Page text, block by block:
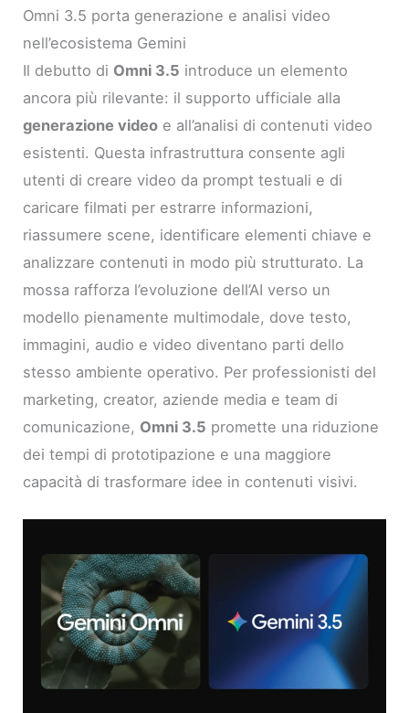
Omni 3.5 porta generazione e analisi video
nell’ecosistema Gemini
Il debutto di Omni 3.5 introduce un elemento
ancora più rilevante: il supporto ufficiale alla
generazione video e all’analisi di contenuti video
esistenti. Questa infrastruttura consente agli
utenti di creare video da prompt testuali e di
caricare filmati per estrarre informazioni,
riassumere scene, identificare elementi chiave e
analizzare contenuti in modo più strutturato. La
mossa rafforza l’evoluzione dell’AI verso un
modello pienamente multimodale, dove testo,
immagini, audio e video diventano parti dello
stesso ambiente operativo. Per professionisti del
marketing, creator, aziende media e team di
comunicazione, Omni 3.5 promette una riduzione
dei tempi di prototipazione e una maggiore
capacità di trasformare idee in contenuti visivi.